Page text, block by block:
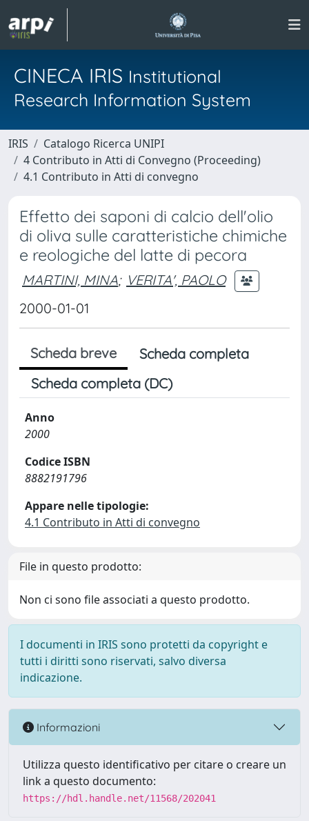
CINECA IRIS Institutional
Research Information System
IRIS
Catalogo Ricerca UNIPI
4 Contributo in Atti di Convegno (Proceeding)
4.1 Contributo in Atti di convegno
Effetto dei saponi di calcio dell'olio
di oliva sulle caratteristiche chimiche
e reologiche del latte di pecora
MARTINI, MINA; VERITA', PAOLO
2000-01-01
Scheda breve
Scheda completa
Scheda completa (DC)
Anno
2000
Codice ISBN
8882191796
Appare nelle tipologie:
4.1 Contributo in Atti di convegno
File in questo prodotto:
Non ci sono file associati a questo prodotto.
I documenti in IRIS sono protetti da copyright e
tutti i diritti sono riservati, salvo diversa
indicazione.
Informazioni
Utilizza questo identificativo per citare o creare un
link a questo documento:
https://hdl.handle.net/11568/202041